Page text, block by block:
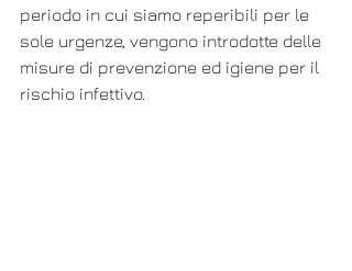
periodo in cui siamo reperibili per le
sole urgenze, vengono introdotte delle
misure di prevenzione ed igiene per il
rischio infettivo.